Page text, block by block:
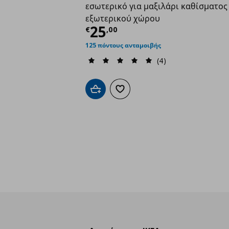
εσωτερικό για μαξιλάρι καθίσματος
εξωτερικού χώρου
€25,00
Τρέχουσα τιμή
125 πόντους ανταμοιβής
(4)
Προσθήκη στο καλάθι
Προσθήκη στα αγαπημένα